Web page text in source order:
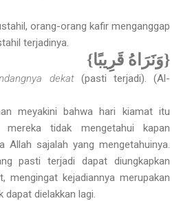
orang-orang kafir menganggap
terjadinya.
{وَنَرَاهُ قَرِيبًا}
dekat(pasti terjadi). (Al-
meyakini bahwa hari kiamat itu
mereka tidak mengetahui kapan
Allah sajalah yang mengetahuinya.
pasti terjadi dapat diungkapkan
mengingat kejadiannya merupakan
dielakkan lagi.